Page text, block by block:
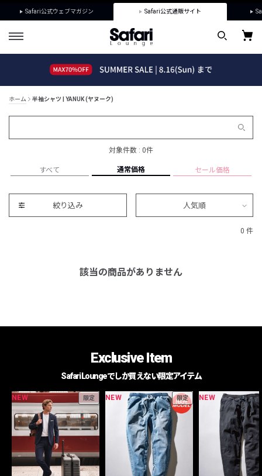
Safari公式ウェブマガジン Safari公式通販サイト
ホーム 半袖シャツ | YANUK (ヤヌーク)
対象件数 : 0件
すべて 通常価格 セール価格
絞り込み 人気順
0 件
該当の商品がありません
Exclusive Item
Safari Loungeでしか買えない限定アイテム
NEW 限定 NEW 限定 NEW